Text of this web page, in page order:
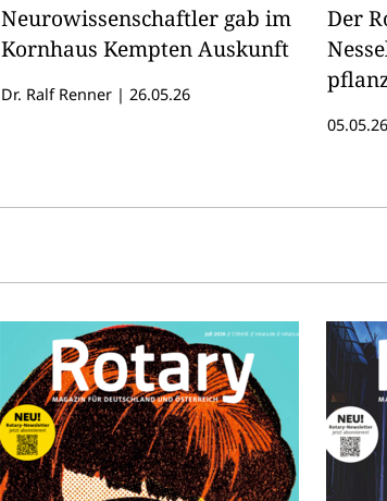
Neurowissenschaftler gab im
Kornhaus Kempten Auskunft
Dr. Ralf Renner | 26.05.26
Der
05.05.26